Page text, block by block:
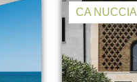
CA NUCCIA